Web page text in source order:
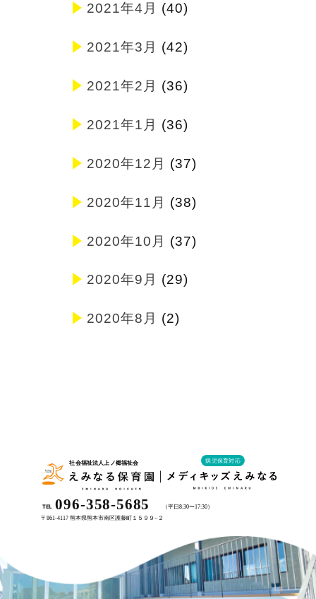
2021年4月 (40)
2021年3月 (42)
2021年2月 (36)
2021年1月 (36)
2020年12月 (37)
2020年11月 (38)
2020年10月 (37)
2020年9月 (29)
2020年8月 (2)